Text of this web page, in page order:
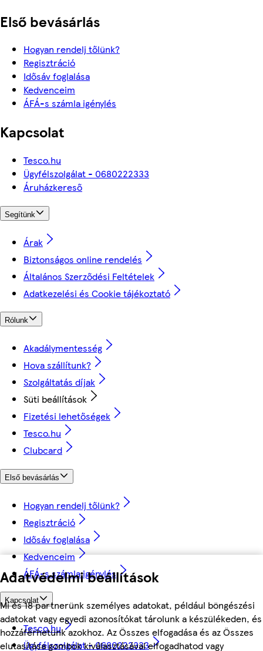
Adatvédelmi beállítások
Mi és 18 partnerünk személyes adatokat, például böngészési
adatokat vagy egyedi azonosítókat tárolunk a készülékeden, és
hozzáférhetünk azokhoz. Az Összes elfogadása és az Összes
elutasítása gombok kiválasztásával elfogadhatod vagy
Első bevásárlás
Hogyan rendelj tőlünk?
Regisztráció
Idősáv foglalása
Kedvenceim
ÁFÁ-s számla igénylés
Kapcsolat
Tesco.hu
Ügyfélszolgálat - 0680222333
Áruházkereső
Segítünk
Árak
Biztonságos online rendelés
Általános Szerződési Feltételek
Adatkezelési és Cookie tájékoztató
Rólunk
Akadálymentesség
Hova szállítunk?
Szolgáltatás díjak
Süti beállítások
Fizetési lehetőségek
Tesco.hu
Clubcard
Első bevásárlás
Hogyan rendelj tőlünk?
Regisztráció
Idősáv foglalása
Kedvenceim
ÁFÁ-s számla igénylés
Kapcsolat
Tesco.hu
Ügyfélszolgálat - 0680222333